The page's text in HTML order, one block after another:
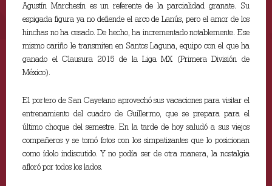
Agustín Marchesín es un referente de la parcialidad granate. Su
espigada figura ya no defiende el arco de Lanús, pero el amor de los
hinchas no ha cesado. De hecho, ha incrementado notablemente. Ese
mismo cariño le transmiten en Santos Laguna, equipo con el que ha
ganado el Clausura 2015 de la Liga MX (Primera División de
México).
El portero de San Cayetano aprovechó sus vacaciones para visitar el
entrenamiento del cuadro de Guillermo, que se prepara para el
último choque del semestre. En la tarde de hoy saludó a sus viejos
compañeros y se tomó fotos con los simpatizantes que lo posicionan
como ídolo indiscutido. Y no podía ser de otra manera, la nostalgia
afloró por todos los lados.